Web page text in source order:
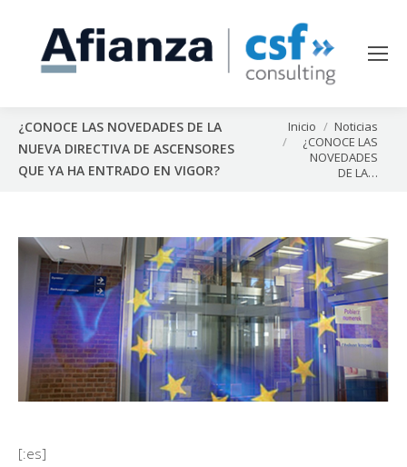
¿CONOCE LAS NOVEDADES DE LA
NUEVA DIRECTIVA DE ASCENSORES
QUE YA HA ENTRADO EN VIGOR?
Estás aquí:
Inicio
Noticias
¿CONOCE LAS
NOVEDADES
DE LA…
[:es]